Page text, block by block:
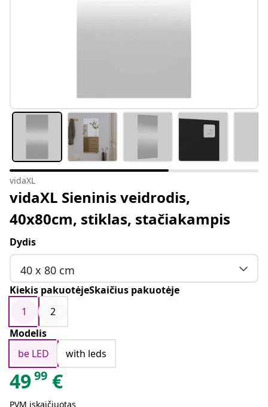
vidaXL
vidaXL Sieninis veidrodis,
40x80cm, stiklas, stačiakampis
Dydis
40 x 80 cm
Kiekis pakuotėjeSkaičius pakuotėje
1
2
Modelis
be LED
with leds
4999 €
PVM įskaičiuotas